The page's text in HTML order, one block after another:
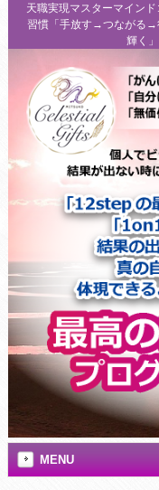
天職実現マスターマイン
習慣「手放す→つながる→
輝く
MENU